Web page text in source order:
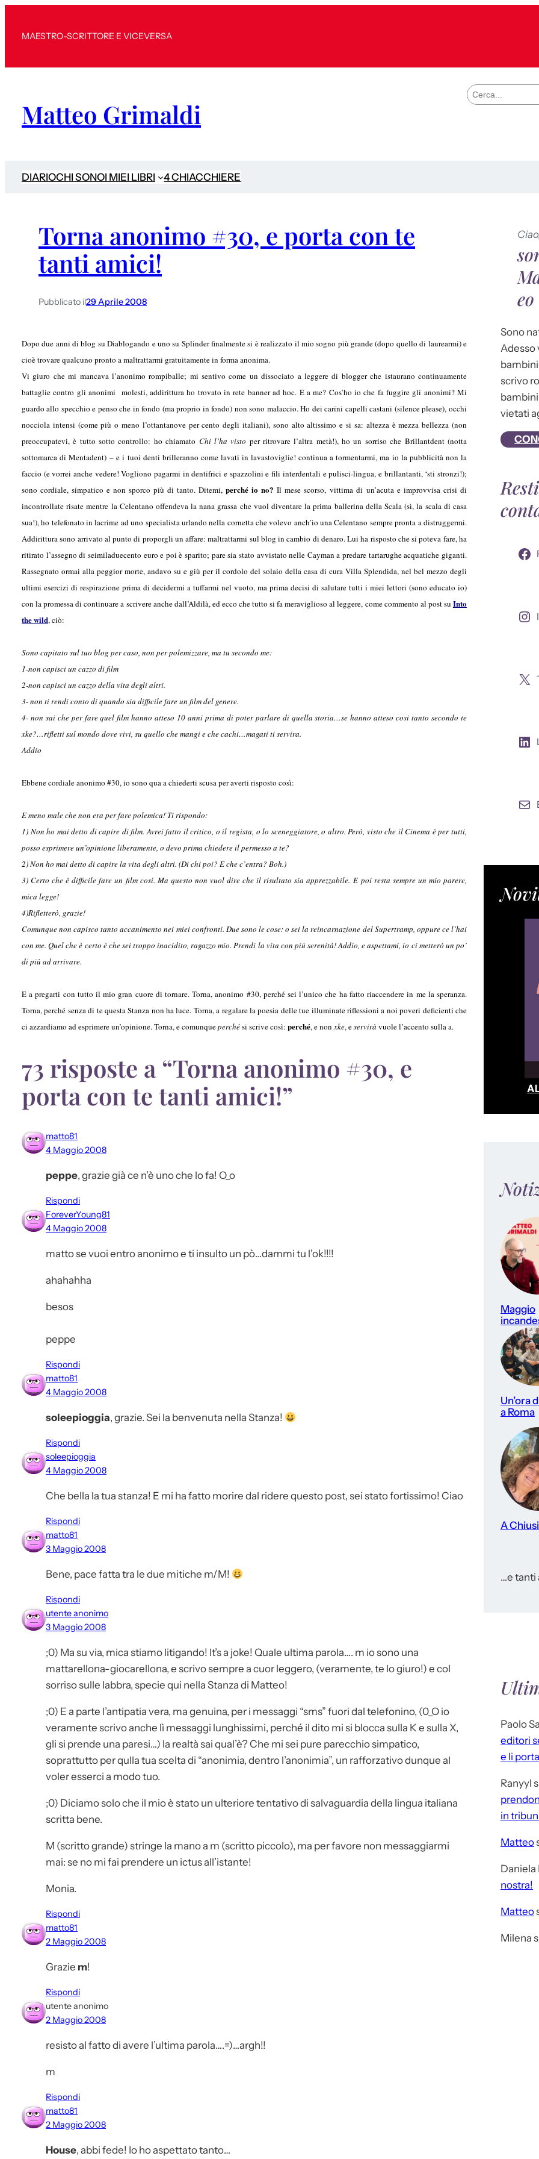
MAESTRO-SCRITTORE E VICEVERSA
Matteo Grimaldi
S
DIARIOCHI SONOI MIEI LIBRI 4 CHIACCHIERE
Torna anonimo #30, e porta con te
tanti amici!
Pubblicato il29 Aprile 2008
Dopo due anni di blog su Diablogando e uno su Splinder finalmente si è realizzato il mio sogno più grande (dopo quello di laurearmi) e
cioè trovare qualcuno pronto a maltrattarmi gratuitamente in forma anonima.
Vi giuro che mi mancava l’anonimo rompiballe; mi sentivo come un dissociato a leggere di blogger che istaurano continuamente
battaglie contro gli anonimi molesti, addirittura ho trovato in rete banner ad hoc. E a me? Cos’ho io che fa fuggire gli anonimi? Mi
guardo allo specchio e penso che in fondo (ma proprio in fondo) non sono malaccio. Ho dei carini capelli castani (silence please), occhi
nocciola intensi (come più o meno l’ottantanove per cento degli italiani), sono alto altissimo e si sa: altezza è mezza bellezza (non
preoccupatevi, è tutto sotto controllo: ho chiamato Chi l’ha visto per ritrovare l’altra metà!), ho un sorriso che Brillantdent (notta
sottomarca di Mentadent) – e i tuoi denti brilleranno come lavati in lavastoviglie! continua a tormentarmi, ma io la pubblicità non la
faccio (e vorrei anche vedere! Vogliono pagarmi in dentifrici e spazzolini e fili interdentali e pulisci-lingua, e brillantanti, ‘sti stronzi!);
sono cordiale, simpatico e non sporco più di tanto. Ditemi, perché io no? Il mese scorso, vittima di un’acuta e improvvisa crisi di
incontrollate risate mentre la Celentano offendeva la nana grassa che vuol diventare la prima ballerina della Scala (sì, la scala di casa
sua!), ho telefonato in lacrime ad uno specialista urlando nella cornetta che volevo anch’io una Celentano sempre pronta a distruggermi.
Addirittura sono arrivato al punto di proporgli un affare: maltrattarmi sul blog in cambio di denaro. Lui ha risposto che si poteva fare, ha
ritirato l’assegno di seimiladuecento euro e poi è sparito; pare sia stato avvistato nelle Cayman a predare tartarughe acquatiche giganti.
Rassegnato ormai alla peggior morte, andavo su e giù per il cordolo del solaio della casa di cura Villa Splendida, nel bel mezzo degli
ultimi esercizi di respirazione prima di decidermi a tuffarmi nel vuoto, ma prima decisi di salutare tutti i miei lettori (sono educato io)
con la promessa di continuare a scrivere anche dall’Aldilà, ed ecco che tutto si fa meraviglioso al leggere, come commento al post su Into
the wild, ciò:
Sono capitato sul tuo blog per caso, non per polemizzare, ma tu secondo me:
1-non capisci un cazzo di film
2-non capisci un cazzo della vita degli altri.
3- non ti rendi conto di quando sia difficile fare un film del genere.
4- non sai che per fare quel film hanno atteso 10 anni prima di poter parlare di quella storia…se hanno atteso cosi tanto secondo te
xke?…rifletti sul mondo dove vivi, su quello che mangi e che cachi…magati ti servira.
Addio
Ebbene cordiale anonimo #30, io sono qua a chiederti scusa per averti risposto così:
E meno male che non era per fare polemica! Ti rispondo:
1) Non ho mai detto di capire di film. Avrei fatto il critico, o il regista, o lo sceneggiatore, o altro. Però, visto che il Cinema è per tutti,
posso esprimere un’opinione liberamente, o devo prima chiedere il permesso a te?
2) Non ho mai detto di capire la vita degli altri. (Di chi poi? E che c’entra? Boh.)
3) Certo che è difficile fare un film così. Ma questo non vuol dire che il risultato sia apprezzabile. E poi resta sempre un mio parere,
mica legge!
4)Rifletterò, grazie!
Comunque non capisco tanto accanimento nei miei confronti. Due sono le cose: o sei la reincarnazione del Supertramp, oppure ce l’hai
con me. Quel che è certo è che sei troppo inacidito, ragazzo mio. Prendi la vita con più serenità! Addio, e aspettami, io ci metterò un po’
di più ad arrivare.
E a pregarti con tutto il mio gran cuore di tornare. Torna, anonimo #30, perché sei l’unico che ha fatto riaccendere in me la speranza.
Torna, perché senza di te questa Stanza non ha luce. Torna, a regalare la poesia delle tue illuminate riflessioni a noi poveri deficienti che
ci azzardiamo ad esprimere un’opinione. Torna, e comunqueperchési scrive così: perché, e nonxke, eservirà vuole l’accento sulla a.
73 risposte a “Torna anonimo #30, e
porta con te tanti amici!”
matto81
4 Maggio 2008
peppe, grazie già ce n’è uno che lo fa! O_o
Rispondi
ForeverYoung81
4 Maggio 2008
matto se vuoi entro anonimo e ti insulto un pò…dammi tu l’ok!!!!
ahahahha
besos
peppe
Rispondi
matto81
4 Maggio 2008
soleepioggia, grazie. Sei la benvenuta nella Stanza!
Rispondi
soleepioggia
4 Maggio 2008
Che bella la tua stanza! E mi ha fatto morire dal ridere questo post, sei stato fortissimo! Ciao
Rispondi
matto81
3 Maggio 2008
Bene, pace fatta tra le due mitiche m/M!
Rispondi
utente anonimo
3 Maggio 2008
;0) Ma su via, mica stiamo litigando! It’s a joke! Quale ultima parola…. m io sono una
mattarellona-giocarellona, e scrivo sempre a cuor leggero, (veramente, te lo giuro!) e col
sorriso sulle labbra, specie qui nella Stanza di Matteo!
;0) E a parte l’antipatia vera, ma genuina, per i messaggi “sms” fuori dal telefonino, (0_O io
veramente scrivo anche lì messaggi lunghissimi, perché il dito mi si blocca sulla K e sulla X,
gli si prende una paresi…) la realtà sai qual’è? Che mi sei pure parecchio simpatico,
soprattutto per qulla tua scelta di “anonimia, dentro l’anonimia”, un rafforzativo dunque al
voler esserci a modo tuo.
;0) Diciamo solo che il mio è stato un ulteriore tentativo di salvaguardia della lingua italiana
scritta bene.
M (scritto grande) stringe la mano a m (scritto piccolo), ma per favore non messaggiarmi
mai: se no mi fai prendere un ictus all’istante!
Monia.
Rispondi
matto81
2 Maggio 2008
Grazie m!
Rispondi
utente anonimo
2 Maggio 2008
resisto al fatto di avere l’ultima parola….=)…argh!!
m
Rispondi
matto81
2 Maggio 2008
House, abbi fede! Io ho aspettato tanto…
eo
Sono
Adesso
scrivo
bambini
vietati
Maggio
Un’ora
a Roma
A Chiusi
…e tanti
Paolo
editori
e li
Ranyyl
in
Matteo
Daniela
nostra!
Matteo
Milena